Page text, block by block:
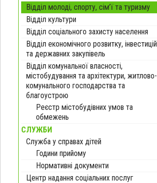
Відділ молоді, спорту, сім’ї та туризму
Відділ культури
Відділ соціального захисту населення
Відділ економічного розвитку, інвестицій
та державних закупівель
Відділ комунальної власності,
містобудування та архітектури, житлово-
комунального господарства та
благоустрою
Реєстр містобудівних умов та
обмежень
СЛУЖБИ
Служба у справах дітей
Години прийому
Нормативні документи
Центр надання соціальних послуг